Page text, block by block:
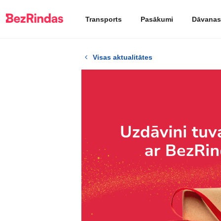
Transports Pasākumi Dāvanas
Visas aktualitātes